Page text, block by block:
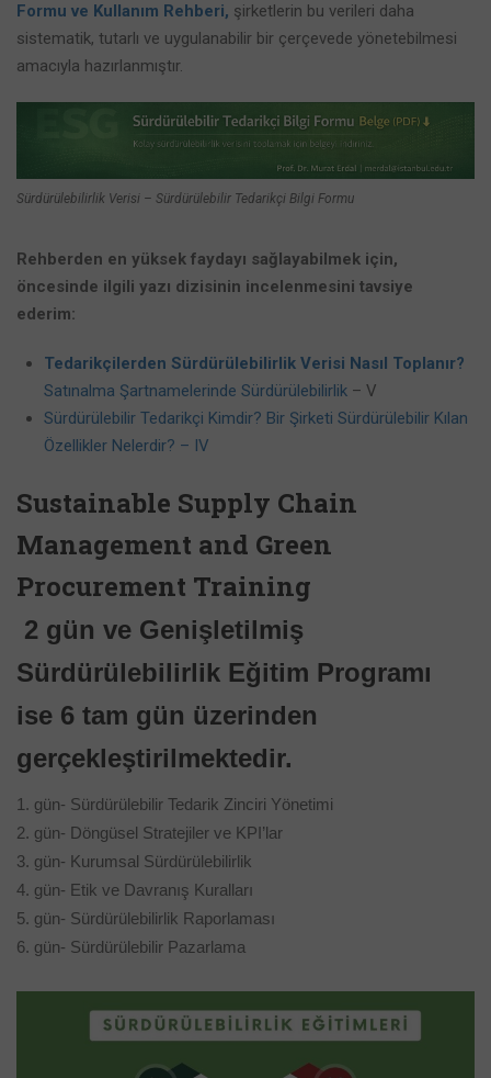
Formu ve Kullanım Rehberi, şirketlerin bu verileri daha
sistematik, tutarlı ve uygulanabilir bir çerçevede yönetebilmesi
amacıyla hazırlanmıştır.
Sürdürülebilirlik Verisi – Sürdürülebilir Tedarikçi Bilgi Formu
Rehberden en yüksek faydayı sağlayabilmek için,
öncesinde ilgili yazı dizisinin incelenmesini tavsiye
ederim:
Tedarikçilerden Sürdürülebilirlik Verisi Nasıl Toplanır?
Satınalma Şartnamelerinde Sürdürülebilirlik – V
Sürdürülebilir Tedarikçi Kimdir? Bir Şirketi Sürdürülebilir Kılan
Özellikler Nelerdir? – IV
Sustainable Supply Chain
Management and Green
Procurement Training
2 gün ve Genişletilmiş
Sürdürülebilirlik Eğitim Programı
ise 6 tam gün üzerinden
gerçekleştirilmektedir.
1. gün- Sürdürülebilir Tedarik Zinciri Yönetimi
2. gün- Döngüsel Stratejiler ve KPI’lar
3. gün- Kurumsal Sürdürülebilirlik
4. gün- Etik ve Davranış Kuralları
5. gün- Sürdürülebilirlik Raporlaması
6. gün- Sürdürülebilir Pazarlama